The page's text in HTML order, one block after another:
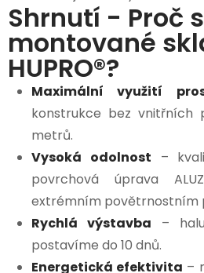
Shrnutí - Proč
montované
HUPRO®?
Maximální využití
konstrukce bez vnitřních
metrů.
Vysoká odolnost –
povrchová úprava
extrémním povětrnostním
Rychlá výstavba –
postavíme do 10 dnů.
Energetická efektivita –